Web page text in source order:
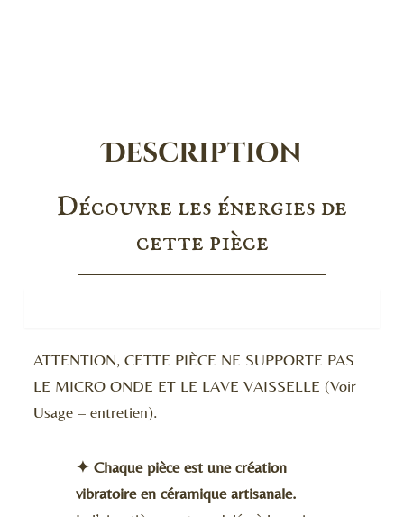
Description
Découvre les énergies de
cette pièce
ATTENTION, CETTE PIÈCE NE SUPPORTE PAS
LE MICRO ONDE ET LE LAVE VAISSELLE (Voir
Usage – entretien).
✦ Chaque pièce est une création
vibratoire en céramique artisanale.